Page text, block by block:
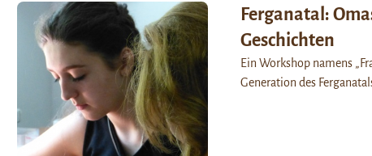
Ferganatal:
Geschichten
Ein Workshop namens
Generation des